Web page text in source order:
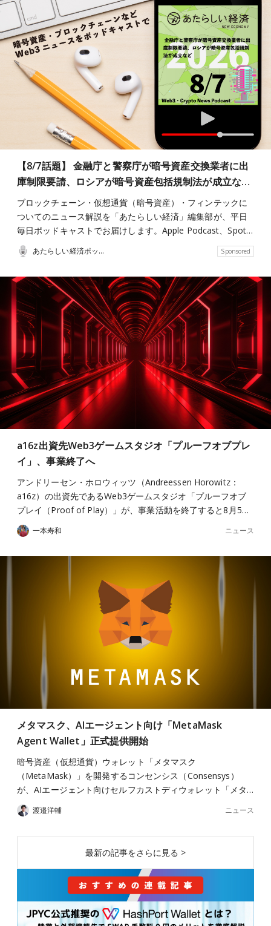
【8/7話題】 金融庁と警察庁が暗号資産交換業者に出
庫制限要請、ロシアが暗号資産包括規制法が成立な…
ブロックチェーン・仮想通貨（暗号資産）・フィンテックに
ついてのニュース解説を「あたらしい経済」編集部が、平日
毎日ポッドキャストでお届けします。Apple Podcast、Spot…
あたらしい経済ポッドキャスト Sponsored
a16z出資先Web3ゲームスタジオ「プルーフオブプレ
イ」、事業終了へ
アンドリーセン・ホロウィッツ（Andreessen Horowitz：
a16z）の出資先であるWeb3ゲームスタジオ「プルーフオブ
プレイ（Proof of Play）」が、事業活動を終了すると8月5…
一本寿和 ニュース
メタマスク、AIエージェント向け「MetaMask
Agent Wallet」正式提供開始
暗号資産（仮想通貨）ウォレット「メタマスク
（MetaMask）」を開発するコンセンシス（Consensys）
が、AIエージェント向けセルフカストディウォレット「メタ…
渡邉洋輔 ニュース
最新の記事をさらに見る >